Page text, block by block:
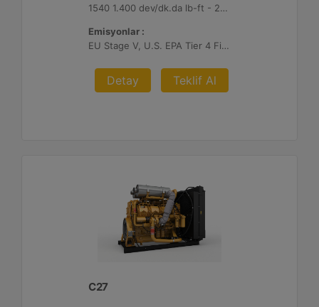
1540 1.400 dev/dk.da lb-ft - 2088 1.400 dev/dk.da Nm
Emisyonlar :
EU Stage V, U.S. EPA Tier 4 Final, Korea Stage V, Japan 2014 (Tier 4 Final) ve China Nonroad IV
Detay Teklif Al
C27